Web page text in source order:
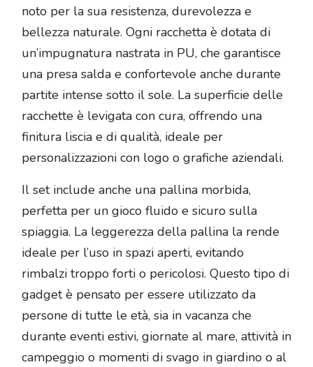
noto per la sua resistenza, durevolezza e
bellezza naturale. Ogni racchetta è dotata di
un’impugnatura nastrata in PU, che garantisce
una presa salda e confortevole anche durante
partite intense sotto il sole. La superficie delle
racchette è levigata con cura, offrendo una
finitura liscia e di qualità, ideale per
personalizzazioni con logo o grafiche aziendali.
Il set include anche una pallina morbida,
perfetta per un gioco fluido e sicuro sulla
spiaggia. La leggerezza della pallina la rende
ideale per l’uso in spazi aperti, evitando
rimbalzi troppo forti o pericolosi. Questo tipo di
gadget è pensato per essere utilizzato da
persone di tutte le età, sia in vacanza che
durante eventi estivi, giornate al mare, attività in
campeggio o momenti di svago in giardino o al